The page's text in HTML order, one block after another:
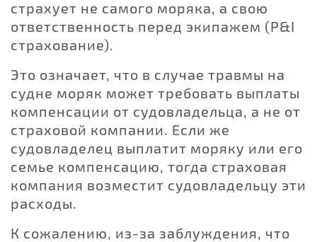
страхует не самого моряка, а свою
ответственность перед экипажем (P&I
страхование).
Это означает, что в случае травмы на
судне моряк может требовать выплаты
компенсации от судовладельца, а не от
страховой компании. Если же
судовладелец выплатит моряку или его
семье компенсацию, тогда страховая
компания возместит судовладельцу эти
расходы.
К сожалению, из-за заблуждения, что